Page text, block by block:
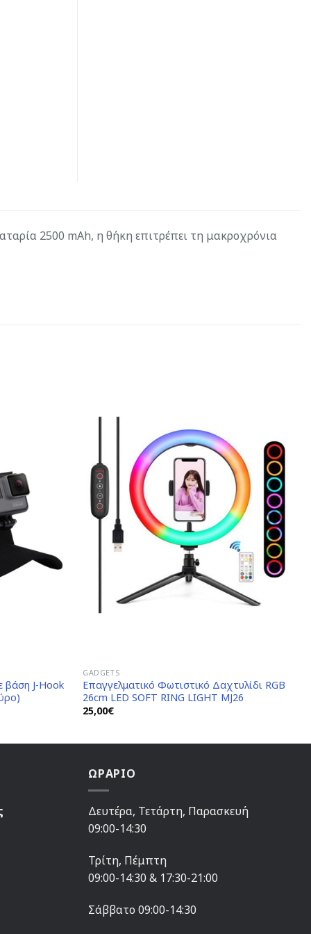
2500 mAh, η θήκη επιτρέπει τη μακροχρόνια
βάση J-Hook
Wishlist
GADGETS
Επαγγελματικό Φωτιστικό Δαχτυλίδι RGB
26cm LED SOFT RING LIGHT MJ26
25,00€
ΩΡΑΡΙΟ
Δευτέρα, Τετάρτη, Παρασκευή
09:00-14:30
Τρίτη, Πέμπτη
09:00-14:30 & 17:30-21:00
Σάββατο 09:00-14:30